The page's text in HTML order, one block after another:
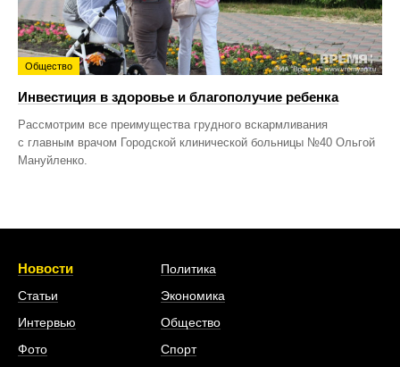
Общество
Инвестиция в здоровье и благополучие ребенка
Рассмотрим все преимущества грудного вскармливания
с главным врачом Городской клинической больницы №40 Ольгой
Мануйленко.
Новости
Статьи
Интервью
Фото
Политика
Экономика
Общество
Спорт